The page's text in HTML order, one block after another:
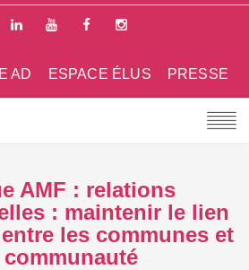
PRESSE
ESPACE ÉLUS
AD
AMF : relations
: maintenir le lien
les communes et